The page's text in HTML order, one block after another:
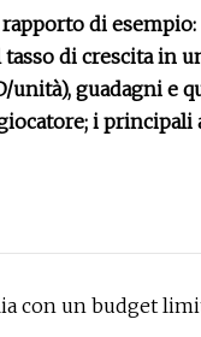
di esempio:
di crescita in
guadagni e
i principali
con un budget